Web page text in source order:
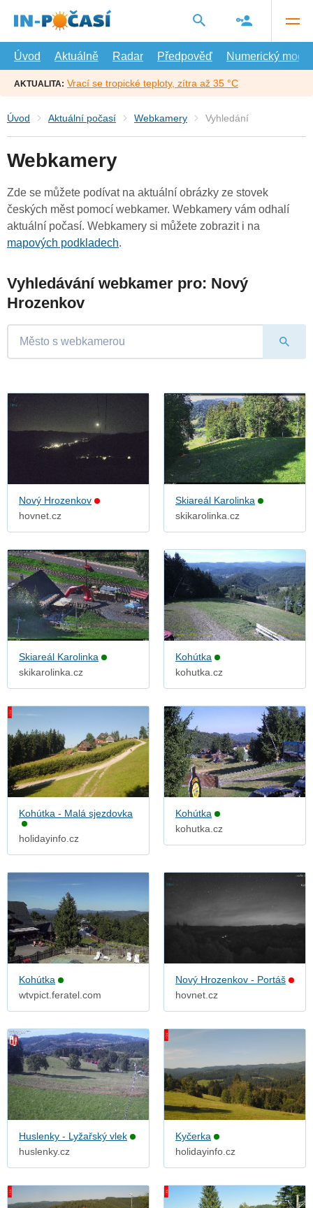
hlavní
Úvod
Aktuálně Radar Předpověď Numerický model
AKTUALITA: Vrací se tropické teploty, zítra až 35 °C
Úvod Aktuální počasí Webkamery Vyhledání
Webkamery
Zde se můžete podívat na aktuální obrázky ze stovek
českých měst pomocí webkamer. Webkamery vám odhalí
aktuální počasí. Webkamery si můžete zobrazit i na
mapových podkladech.
Vyhledávání webkamer pro: Nový
Hrozenkov
Nový Hrozenkov
hovnet.cz
Skiareál Karolinka
skikarolinka.cz
Skiareál Karolinka
skikarolinka.cz
Kohútka
kohutka.cz
Kohútka - Malá sjezdovka
holidayinfo.cz
Kohútka
kohutka.cz
Kohútka
wtvpict.feratel.com
Nový Hrozenkov - Portáš
hovnet.cz
Huslenky - Lyžařský vlek
huslenky.cz
Kyčerka
holidayinfo.cz